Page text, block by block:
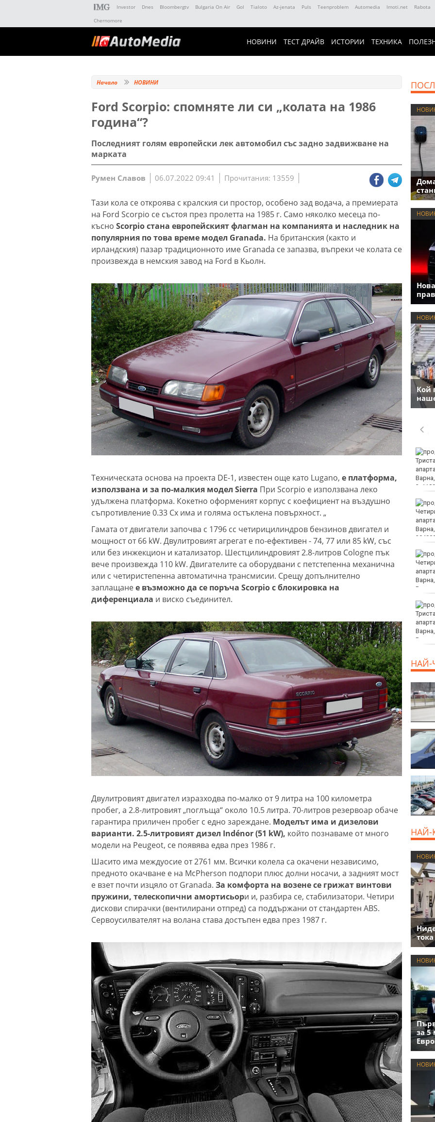
Investor Dnes Bloombergtv Bulgaria On Air Gol Tialoto Az-jenata Puls Teenproblem Automedia Imoti.net Rabota
Chernomore
НОВИНИ ТЕСТ ДРАЙВ ИСТОРИИ ТЕХНИКА
Начало НОВИНИ
Ford Scorpio: спомняте ли си „колата на 1986
година“?
Последният голям европейски лек автомобил със задно задвижване на
марката
Румен Славов 06.07.2022 09:41 Прочитания: 13559
Тази кола се откроява с кралския си простор, особено зад водача, а премиерата
на Ford Scorpio се състоя през пролетта на 1985 г. Само няколко месеца по-
късно Scorpio стана европейският флагман на компанията и наследник на
популярния по това време модел Granada. На британския (както и
ирландския) пазар традиционното име Granada се запазва, въпреки че колата се
произвежда в немския завод на Ford в Кьолн.
Техническата основа на проекта DE-1, известен още като Lugano, е платформа,
използвана и за по-малкия модел Sierra При Scorpio е използвана леко
удължена платформа. Кокетно оформеният корпус с коефициент на въздушно
съпротивление 0.33 Cx има и голяма остъклена повърхност. „
Гамата от двигатели започва с 1796 cc четирицилиндров бензинов двигател и
мощност от 66 kW. Двулитровият агрегат е по-ефективен - 74, 77 или 85 kW, със
или без инжекцион и катализатор. Шестцилиндровият 2.8-литров Cologne пък
вече произвежда 110 kW. Двигателите са оборудвани с петстепенна механична
или с четиристепенна автоматична трансмисии. Срещу допълнително
заплащанее възможно да се поръча Scorpio с блокировка на
диференциала и виско съединител.
Двулитровият двигател изразходва по-малко от 9 литра на 100 километра
пробег, а 2.8-литровият „поглъща“ около 10.5 литра. 70-литров резервоар обаче
гарантира приличен пробег с едно зареждане. Моделът има и дизелови
варианти. 2.5-литровият дизел Indénor (51 kW), който познаваме от много
модели на Peugeot, се появява едва през 1986 г.
Шасито има междуосие от 2761 мм. Всички колела са окачени независимо,
предното окачване е на McPherson подпори плюс долни носачи, а задният мост
е взет почти изцяло от Granada. За комфорта на возене се грижат винтови
пружини, телескопични амортисьори и, разбира се, стабилизатори. Четири
дискови спирачки (вентилирани отпред) са поддържани от стандартен ABS.
Сервоусилвателят на волана става достъпен едва през 1987 г.
Кой
Хаджирусев смени
"Ние, потребителите":
принадлежности да
наеме
Почина бащата на Лео
Меси
Сърбия
НАЙ-
НАЙ-
за 5